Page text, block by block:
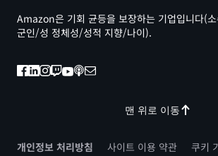
맨 위로 이동
Amazon은 기회 균등을 보장하는 기업입니다(
군인/성 정체성/성적 지향/나이).
개인정보 처리방침 사이트 이용 약관
쿠키